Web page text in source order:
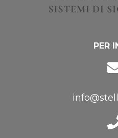
PER